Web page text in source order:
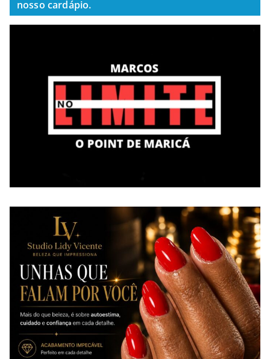
nosso cardápio.